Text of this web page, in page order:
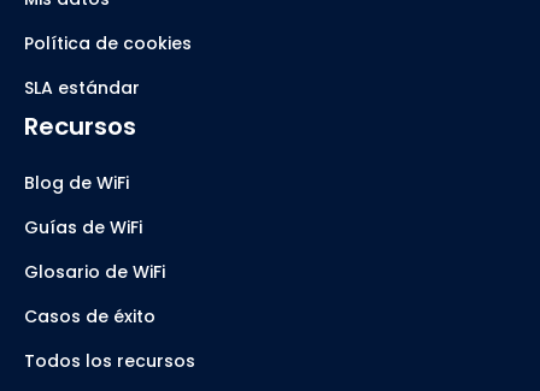
Política de cookies
SLA estándar
Recursos
Blog de WiFi
Guías de WiFi
Glosario de WiFi
Casos de éxito
Todos los recursos